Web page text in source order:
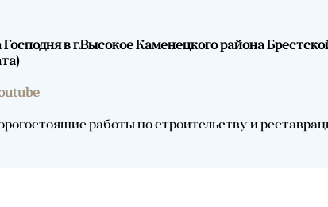
в г.Высокое Каменецкого района
работы по строительству и